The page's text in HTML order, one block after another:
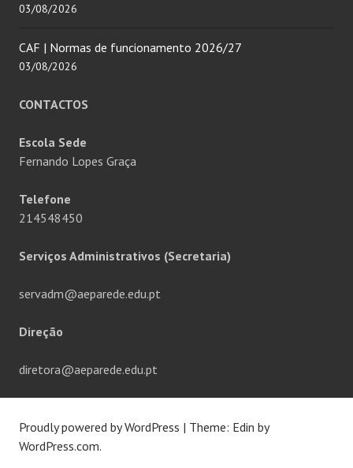
03/08/2026
CAF | Normas de funcionamento 2026/27
03/08/2026
CONTACTOS
Escola Sede
Fernando Lopes Graça
Telefone
214548450
Serviços Administrativos (Secretaria)
servadm@aeparede.edu.pt
Direção
diretora@aeparede.edu.pt
Proudly powered by WordPress | Theme: Edin by
WordPress.com.